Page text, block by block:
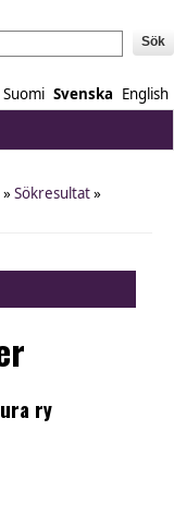
Suomi Svenska English
»Sökresultat»
ry